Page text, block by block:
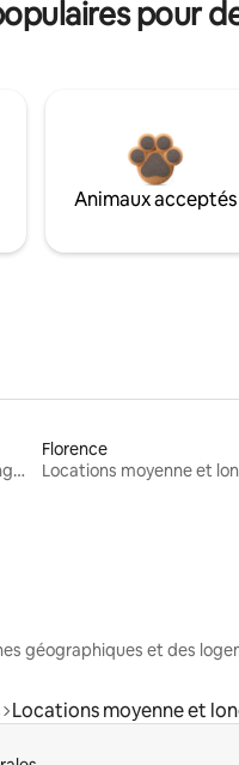
pour
Animaux acceptés
Locations moyenne et longue durée
Florence
géographiques et des
Locations moyenne et